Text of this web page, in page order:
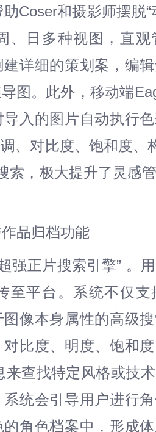
Coser和摄影师摆脱“
、日多种视图，直观
详细的策划案，编
图。此外，移动端
入的图片自动执行
、对比度、饱和度、
索，极大提升了灵感
品归档功能
强正片搜索引擎” 。
至平台。系统不仅支
像本身属性的高级
比度、明度、饱和
查找特定风格或技
统会引导用户进行
角色档案中，形成